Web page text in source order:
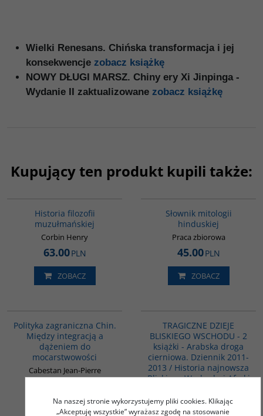
Wielki Renesans. Chińska transformacja i jej
konsekwencje zobacz książkę
NOWY DŁUGI MARSZ. Chiny ery Xi Jinpinga -
Wydanie II zaktualizowane zobacz książkę
Kupujący ten produkt kupili także:
Historia filozofii
muzułmańskiej
Corbin Henry
63.00PLN
ZOBACZ
Słownik mitologii
hinduskiej
Praca zbiorowa
45.00PLN
ZOBACZ
Polityka zagraniczna Chin.
Między integracją a
dążeniem do
mocarstwowości
Cabestan Jean-Pierre
TRAGICZNE DZIEJE
BLISKIEGO WSCHODU - 2
książki - Arabska droga
cierniowa. Dziennik 2011-
2013 / Historia najnowsza
Bliskiego Wschodu i Afryki
PROMOCYJNY
Praca zbiorowa
Na naszej stronie wykorzystujemy pliki cookies. Klikając
„Akceptuję wszystkie” wyrażasz zgodę na stosowanie